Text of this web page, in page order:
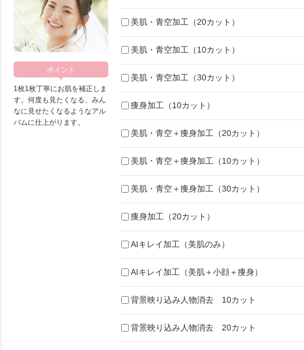
1枚1枚丁寧にお肌を補正しま
す。何度も見たくなる、みん
なに見せたくなるようなアル
バムに仕上がります。
美肌・青空加工（20カット）
美肌・青空加工（10カット）
美肌・青空加工（30カット）
痩身加工（10カット）
美肌・青空＋痩身加工（20カット）
美肌・青空＋痩身加工（10カット）
美肌・青空＋痩身加工（30カット）
痩身加工（20カット）
AIキレイ加工（美肌のみ）
AIキレイ加工（美肌＋小顔＋痩身）
背景映り込み人物消去 10カット
背景映り込み人物消去 20カット